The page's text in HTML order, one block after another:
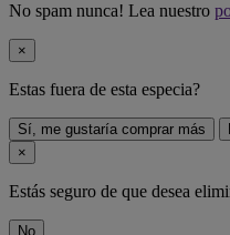
No spam nunca! Lea nuestro
×
Estas fuera de esta especia?
Sí, me gustaría comprar más
×
Estás seguro de que desea
No